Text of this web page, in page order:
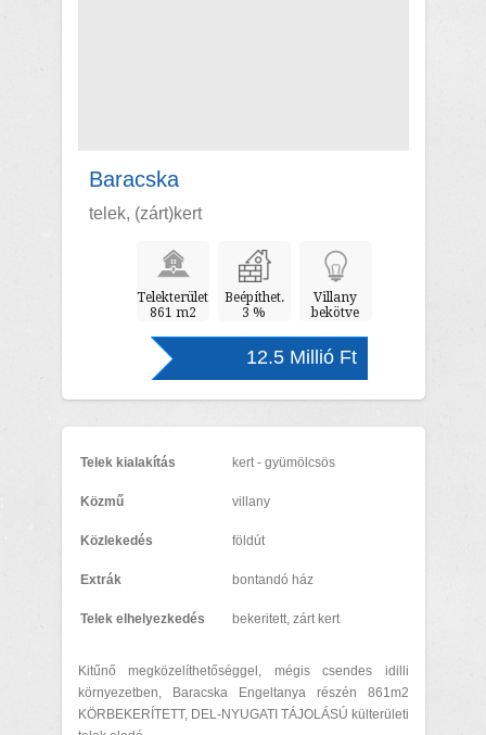
Baracska
telek, (zárt)kert
Telekterület
861 m2
Beépíthet.
3 %
Villany
bekötve
12.5 Millió Ft
Telek kialakítás kert - gyümölcsös
Közmű villany
Közlekedés földút
Extrák bontandó ház
Telek elhelyezkedés bekeritett, zárt kert
Kitűnő megközelíthetőséggel, mégis csendes idilli
környezetben, Baracska Engeltanya részén 861m2
KÖRBEKERÍTETT, DEL-NYUGATI TÁJOLÁSÚ külterületi